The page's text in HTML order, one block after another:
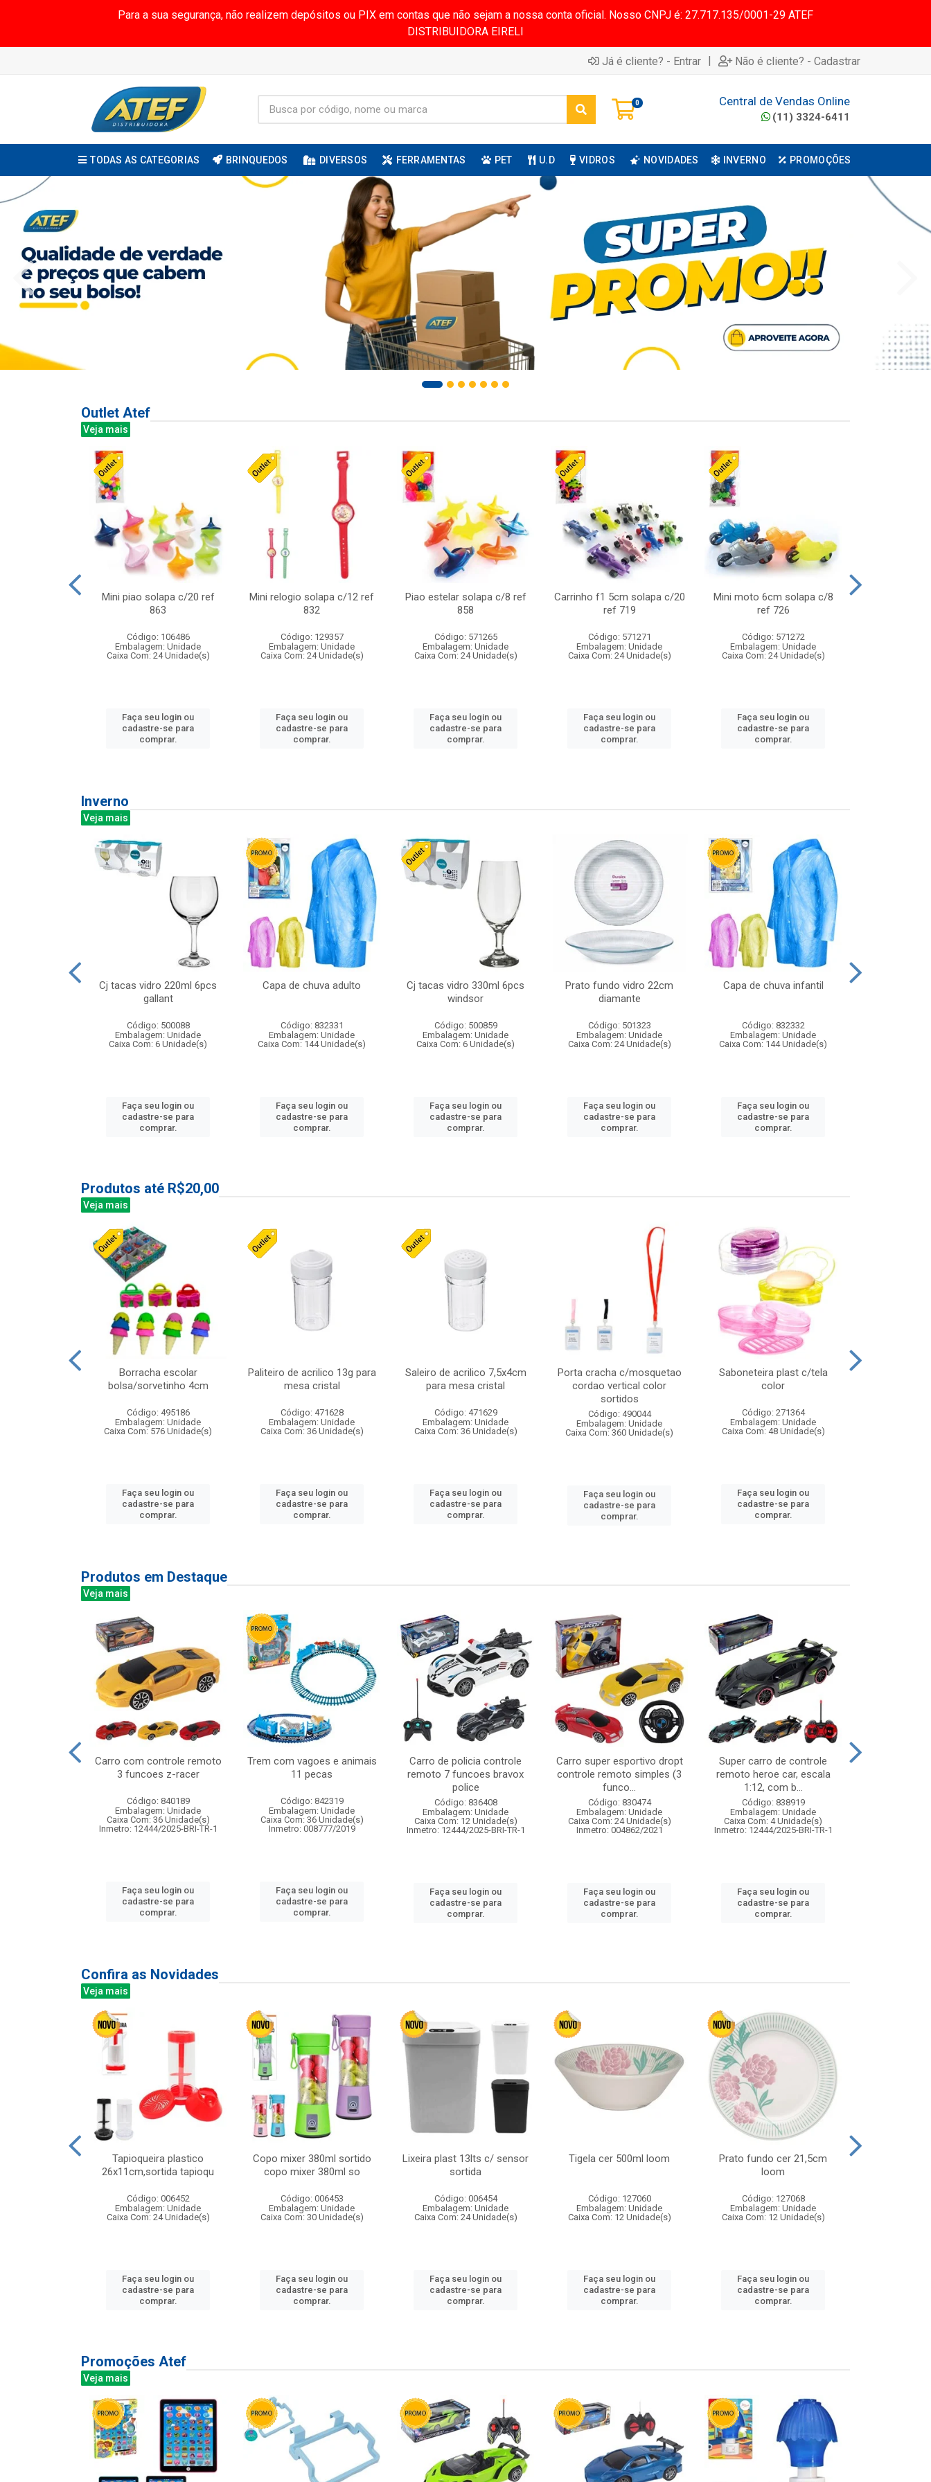
Para a sua segurança, não realizem depósitos ou PIX em contas que não sejam a nossa conta oficial. Nosso CNPJ é: 27.717.135/0001-29 ATEF
DISTRIBUIDORA EIRELI
Já é cliente? - Entrar | Não é cliente? - Cadastrar
0 Central de Vendas Online
(11) 3324-6411
TODAS AS CATEGORIAS BRINQUEDOS DIVERSOS FERRAMENTAS PET U.D VIDROS NOVIDADES INVERNO PROMOÇÕES
Outlet Atef
Veja mais
Mini piao solapa c/20 ref
863
Código: 106486
Embalagem: Unidade
Caixa Com: 24 Unidade(s)
Faça seu login ou
cadastre-se para
comprar.
Mini relogio solapa c/12 ref
832
Código: 129357
Embalagem: Unidade
Caixa Com: 24 Unidade(s)
Faça seu login ou
cadastre-se para
comprar.
Piao estelar solapa c/8 ref
858
Código: 571265
Embalagem: Unidade
Caixa Com: 24 Unidade(s)
Faça seu login ou
cadastre-se para
comprar.
Carrinho f1 5cm solapa c/20
ref 719
Código: 571271
Embalagem: Unidade
Caixa Com: 24 Unidade(s)
Faça seu login ou
cadastre-se para
comprar.
Mini moto 6cm solapa c/8
ref 726
Código: 571272
Embalagem: Unidade
Caixa Com: 24 Unidade(s)
Faça seu login ou
cadastre-se para
comprar.
Inverno
Veja mais
Cj tacas vidro 220ml 6pcs
gallant
Código: 500088
Embalagem: Unidade
Caixa Com: 6 Unidade(s)
Faça seu login ou
cadastre-se para
comprar.
Capa de chuva adulto
Código: 832331
Embalagem: Unidade
Caixa Com: 144 Unidade(s)
Faça seu login ou
cadastre-se para
comprar.
Cj tacas vidro 330ml 6pcs
windsor
Código: 500859
Embalagem: Unidade
Caixa Com: 6 Unidade(s)
Faça seu login ou
cadastre-se para
comprar.
Prato fundo vidro 22cm
diamante
Código: 501323
Embalagem: Unidade
Caixa Com: 24 Unidade(s)
Faça seu login ou
cadastre-se para
comprar.
Capa de chuva infantil
Código: 832332
Embalagem: Unidade
Caixa Com: 144 Unidade(s)
Faça seu login ou
cadastre-se para
comprar.
Produtos até R$20,00
Veja mais
Borracha escolar
bolsa/sorvetinho 4cm
Código: 495186
Embalagem: Unidade
Caixa Com: 576 Unidade(s)
Faça seu login ou
cadastre-se para
comprar.
Paliteiro de acrilico 13g para
mesa cristal
Código: 471628
Embalagem: Unidade
Caixa Com: 36 Unidade(s)
Faça seu login ou
cadastre-se para
comprar.
Saleiro de acrilico 7,5x4cm
para mesa cristal
Código: 471629
Embalagem: Unidade
Caixa Com: 36 Unidade(s)
Faça seu login ou
cadastre-se para
comprar.
Porta cracha c/mosquetao
cordao vertical color
sortidos
Código: 490044
Embalagem: Unidade
Caixa Com: 360 Unidade(s)
Faça seu login ou
cadastre-se para
comprar.
Saboneteira plast c/tela
color
Código: 271364
Embalagem: Unidade
Caixa Com: 48 Unidade(s)
Faça seu login ou
cadastre-se para
comprar.
Produtos em Destaque
Veja mais
Carro com controle remoto
3 funcoes z-racer
Código: 840189
Embalagem: Unidade
Caixa Com: 36 Unidade(s)
Inmetro: 12444/2025-BRI-TR-1
Faça seu login ou
cadastre-se para
comprar.
Trem com vagoes e animais
11 pecas
Código: 842319
Embalagem: Unidade
Caixa Com: 36 Unidade(s)
Inmetro: 008777/2019
Faça seu login ou
cadastre-se para
comprar.
Carro de policia controle
remoto 7 funcoes bravox
police
Código: 836408
Embalagem: Unidade
Caixa Com: 12 Unidade(s)
Inmetro: 12444/2025-BRI-TR-1
Faça seu login ou
cadastre-se para
comprar.
Carro super esportivo dropt
controle remoto simples (3
funco...
Código: 830474
Embalagem: Unidade
Caixa Com: 24 Unidade(s)
Inmetro: 004862/2021
Faça seu login ou
cadastre-se para
comprar.
Super carro de controle
remoto heroe car, escala
1:12, com b...
Código: 838919
Embalagem: Unidade
Caixa Com: 4 Unidade(s)
Inmetro: 12444/2025-BRI-TR-1
Faça seu login ou
cadastre-se para
comprar.
Confira as Novidades
Veja mais
Tapioqueira plastico
26x11cm,sortida tapioqu
Código: 006452
Embalagem: Unidade
Caixa Com: 24 Unidade(s)
Faça seu login ou
cadastre-se para
comprar.
Copo mixer 380ml sortido
copo mixer 380ml so
Código: 006453
Embalagem: Unidade
Caixa Com: 30 Unidade(s)
Faça seu login ou
cadastre-se para
comprar.
Lixeira plast 13lts c/ sensor
sortida
Código: 006454
Embalagem: Unidade
Caixa Com: 24 Unidade(s)
Faça seu login ou
cadastre-se para
comprar.
Tigela cer 500ml loom
Código: 127060
Embalagem: Unidade
Caixa Com: 12 Unidade(s)
Faça seu login ou
cadastre-se para
comprar.
Prato fundo cer 21,5cm
loom
Código: 127068
Embalagem: Unidade
Caixa Com: 12 Unidade(s)
Faça seu login ou
cadastre-se para
comprar.
Promoções Atef
Veja mais